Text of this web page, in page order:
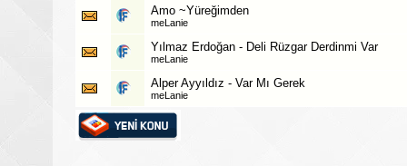
Amo ~Yüreğimden
meLanie
Yılmaz Erdoğan - Deli Rüzgar Derdinmi Var
meLanie
Alper Ayyıldız - Var Mı Gerek
meLanie